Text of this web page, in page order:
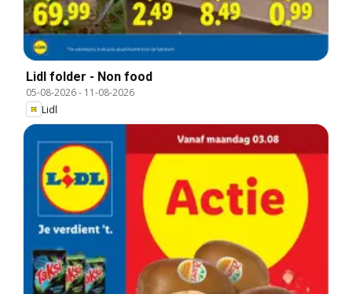
Lidl folder - Non food
05-08-2026- 11-08-2026
Lidl